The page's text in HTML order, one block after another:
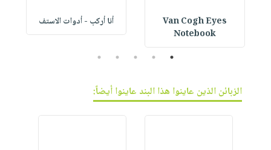
Van Cogh Eyes
Notebook
أنا أركب - أدوات الاستف
1
2
3
4
5
الزبائن الذين عاينوا هذا البند عاينوا أيضاً: